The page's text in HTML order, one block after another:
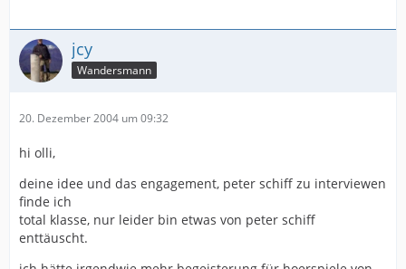
jcy
Wandersmann
20. Dezember 2004 um 09:32
hi olli,
deine idee und das engagement, peter schiff zu interviewen
finde ich
total klasse, nur leider bin etwas von peter schiff
enttäuscht.